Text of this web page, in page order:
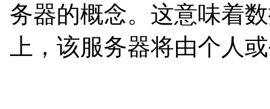
务器的概念。这意味着
上，该服务器将由个人